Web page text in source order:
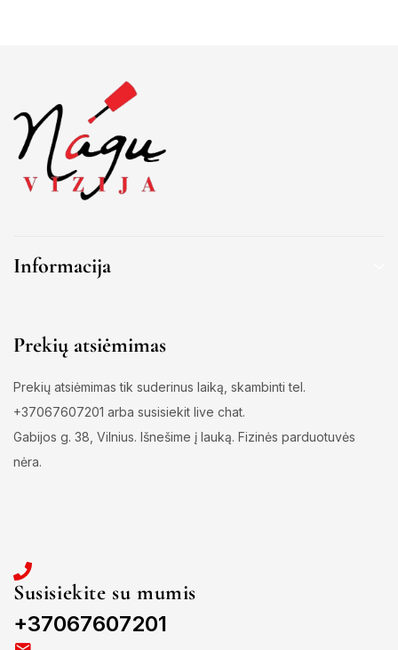
Informacija
Prekių atsiėmimas
Prekių atsiėmimas tik suderinus laiką, skambinti tel.
+37067607201 arba susisiekit live chat.
Gabijos g. 38, Vilnius. Išnešime į lauką. Fizinės parduotuvės
nėra.
Susisiekite su mumis
+37067607201